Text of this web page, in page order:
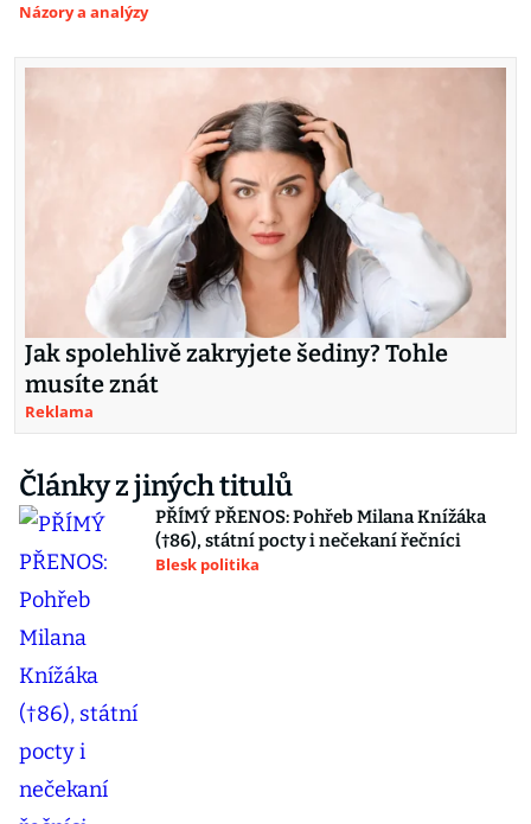
Názory a analýzy
Jak spolehlivě zakryjete šediny? Tohle
musíte znát
Reklama
Články z jiných titulů
PŘÍMÝ PŘENOS: Pohřeb Milana Knížáka
(†86), státní pocty i nečekaní řečníci
Blesk politika